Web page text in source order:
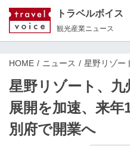
トラベルボイス
観光産業ニュース
HOME ニュース 星野リゾー
星野リゾート、
展開を加速、来年
別府で開業へ